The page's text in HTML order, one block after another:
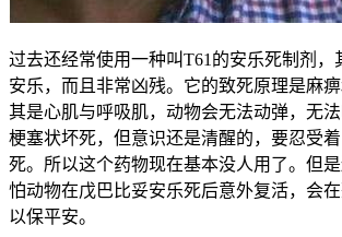
过去还经常使用一种叫T61的安乐死制剂，
安乐，而且非常凶残。它的致死原理是麻
其是心肌与呼吸肌，动物会无法动弹，无
梗塞状坏死，但意识还是清醒的，要忍受
死。所以这个药物现在基本没人用了。但
怕动物在戊巴比妥安乐死后意外复活，会
以保平安。